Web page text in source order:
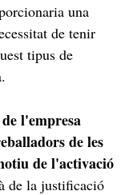
una
de tenir
tipus de
l'empresa
de les
de l'activació
de la justificació